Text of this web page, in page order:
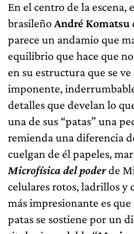
En el centro de la escena,
brasileño André Komatsu
parece un andamio que
equilibrio que hace que
en su estructura que se
imponente,
detalles que develan lo
una de sus “patas” una
remienda una diferencia
cuelgan de él papeles,
Microfísica del poderde
celulares rotos, ladrillos y
más impresionante es que
patas se sostiene por un